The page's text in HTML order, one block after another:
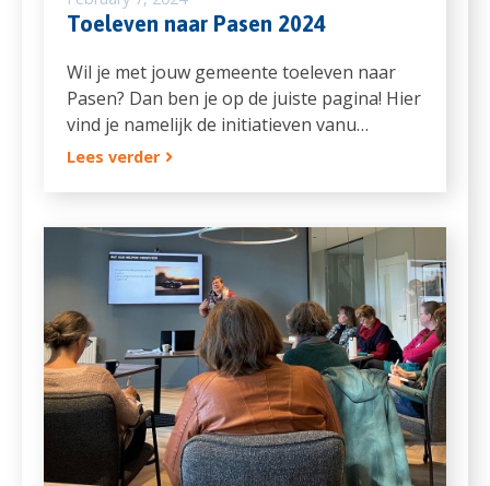
Toeleven naar Pasen 2024
Wil je met jouw gemeente toeleven naar
Pasen? Dan ben je op de juiste pagina! Hier
vind je namelijk de initiatieven vanu…
Lees verder